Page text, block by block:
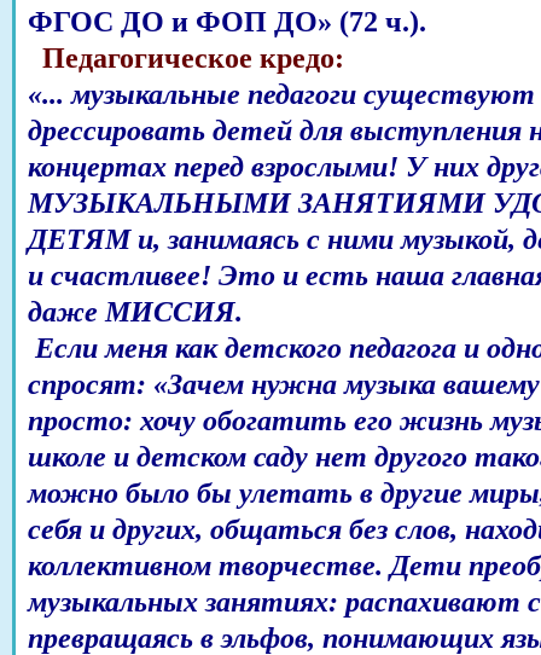
ФГОС ДО и ФОП ДО» (72 ч.).
Педагогическое кредо:
«... музыкальные педагоги
дрессировать детей для выступления
концертах перед взрослыми! У них
МУЗЫКАЛЬНЫМИ ЗАНЯТИЯМИ
ДЕТЯМ и, занимаясь с ними музыкой,
и счастливее! Это и есть наша
даже МИССИЯ.
Если меня как детского педагога и
спросят: «Зачем нужна музыка
просто: хочу обогатить его жизнь
школе и детском саду нет другого
можно было бы улетать в другие
себя и других, общаться без слов,
коллективном творчестве. Дети
музыкальных занятиях: распахивают
превращаясь в эльфов, понимающих